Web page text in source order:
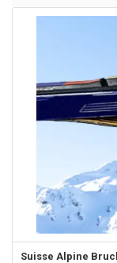
Suisse Alpine